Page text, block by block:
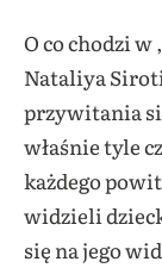
O co chodzi
Nataliya
przywitania
właśnie tyle
każdego
widzieli
się na jego